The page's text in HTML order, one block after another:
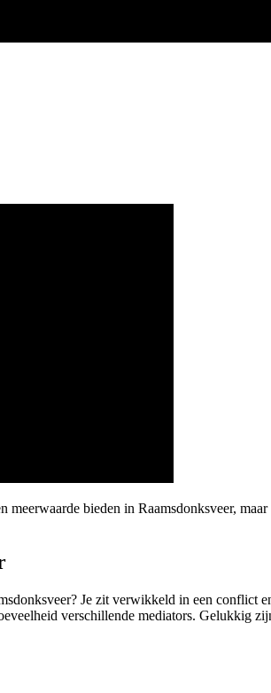
bieden in Raamsdonksveer,
Je zit verwikkeld in een
verschillende mediators. Gelukkig